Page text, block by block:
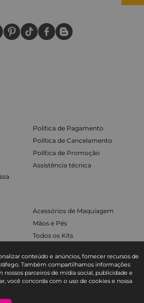
conteúdo e anúncios, fornecer recursos de
Também compartilhamos informações
nossos parceiros de mídia social, publicidade e
você concorda com o uso de cookies e nossa
Política de Pagamento
Política de Cancelamento
Política de Promoção
Assistência técnica
Acessórios de Maquiagem
Mãos e Pés
Todos os Kits
com a Ricca
COMMERCE RICCA